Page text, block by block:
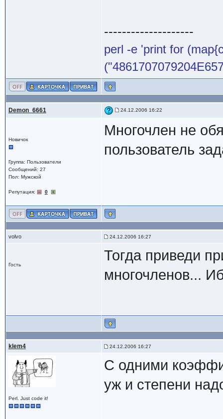
--------------------
perl -e 'print for
Demon_6661 24.12.2006 16:22
Новичок
Группа: Пользователи
Сообщений: 27
Пол: Мужской
Репутация: 0
Многочлен не
пользователь
volvo 24.12.2006 16:27
Гость
Тогда приведи
многочленов...
klem4 24.12.2006 16:27
Perl. Just code it!
C одними
уж и степени